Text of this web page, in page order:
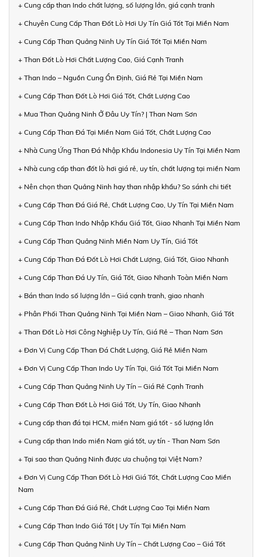
+ Cung cấp than Indo chất lượng, số lượng lớn, giá cạnh tranh
+ Chuyên Cung Cấp Than Đốt Lò Hơi Uy Tín Giá Tốt Tại Miền Nam
+ Cung Cấp Than Quảng Ninh Uy Tín Giá Tốt Tại Miền Nam
+ Than Đốt Lò Hơi Chất Lượng Cao, Giá Cạnh Tranh
+ Than Indo – Nguồn Cung Ổn Định, Giá Rẻ Tại Miền Nam
+ Cung Cấp Than Đốt Lò Hơi Giá Tốt, Chất Lượng Cao
+ Mua Than Quảng Ninh Ở Đâu Uy Tín? | Than Nam Sơn
+ Cung Cấp Than Đá Tại Miền Nam Giá Tốt, Chất Lượng Cao
+ Nhà Cung Ứng Than Đá Nhập Khẩu Indonesia Uy Tín Tại Miền Nam
+ Nhà cung cấp than đốt lò hơi giá rẻ, uy tín, chất lượng tại miền Nam
+ Nên chọn than Quảng Ninh hay than nhập khẩu? So sánh chi tiết
+ Cung Cấp Than Đá Giá Rẻ, Chất Lượng Cao, Uy Tín Tại Miền Nam
+ Cung Cấp Than Indo Nhập Khẩu Giá Tốt, Giao Nhanh Tại Miền Nam
+ Cung Cấp Than Quảng Ninh Miền Nam Uy Tín, Giá Tốt
+ Cung Cấp Than Đá Đốt Lò Hơi Chất Lượng, Giá Tốt, Giao Nhanh
+ Cung Cấp Than Đá Uy Tín, Giá Tốt, Giao Nhanh Toàn Miền Nam
+ Bán than Indo số lượng lớn – Giá cạnh tranh, giao nhanh
+ Phân Phối Than Quảng Ninh Tại Miền Nam – Giao Nhanh, Giá Tốt
+ Than Đốt Lò Hơi Công Nghiệp Uy Tín, Giá Rẻ – Than Nam Sơn
+ Đơn Vị Cung Cấp Than Đá Chất Lượng, Giá Rẻ Miền Nam
+ Đơn Vị Cung Cấp Than Indo Uy Tín Tại, Giá Tốt Tại Miền Nam
+ Cung Cấp Than Quảng Ninh Uy Tín – Giá Rẻ Cạnh Tranh
+ Cung Cấp Than Đốt Lò Hơi Giá Tốt, Uy Tín, Giao Nhanh
+ Cung cấp than đá tại HCM, miền Nam giá tốt - số lượng lớn
+ Cung cấp than Indo miền Nam giá tốt, uy tín - Than Nam Sơn
+ Tại sao than Quảng Ninh được ưa chuộng tại Việt Nam?
+ Đơn Vị Cung Cấp Than Đốt Lò Hơi Giá Tốt, Chất Lượng Cao Miền
Nam
+ Cung Cấp Than Đá Giá Rẻ, Chất Lượng Cao Tại Miền Nam
+ Cung Cấp Than Indo Giá Tốt | Uy Tín Tại Miền Nam
+ Cung Cấp Than Quảng Ninh Uy Tín – Chất Lượng Cao – Giá Tốt